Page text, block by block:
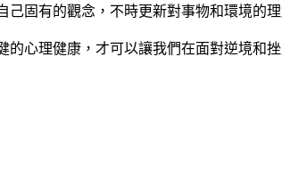
己固有的觀念，不時更新對事物和環境的理
的心理健康，才可以讓我們在面對逆境和